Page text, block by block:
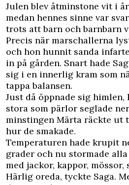
Julen blev åtminstone vit i
medan hennes sinne var
trots att barn och barnbarn
Precis när marschallerna
och hon hunnit sanda
in på gården. Snart hade
sig i en innerlig kram som
tappa balansen.
Just då öppnade sig
stora som pärlor seglade
minstingen Märta räckte ut
hur de smakade.
Temperaturen hade krupit
grader och nu stormade
med jackor, kappor,
Härlig oreda, tyckte Saga.